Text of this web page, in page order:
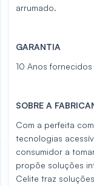
arrumado.
GARANTIA
10 Anos
SOBRE A
Com a perfeita
tecnologias
consumidor a
propõe soluções
Celite traz